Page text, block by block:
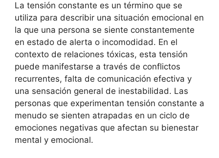
La tensión constante es un término que se
utiliza para describir una situación emocional en
la que una persona se siente constantemente
en estado de alerta o incomodidad. En el
contexto de relaciones tóxicas, esta tensión
puede manifestarse a través de conflictos
recurrentes, falta de comunicación efectiva y
una sensación general de inestabilidad. Las
personas que experimentan tensión constante a
menudo se sienten atrapadas en un ciclo de
emociones negativas que afectan su bienestar
mental y emocional.